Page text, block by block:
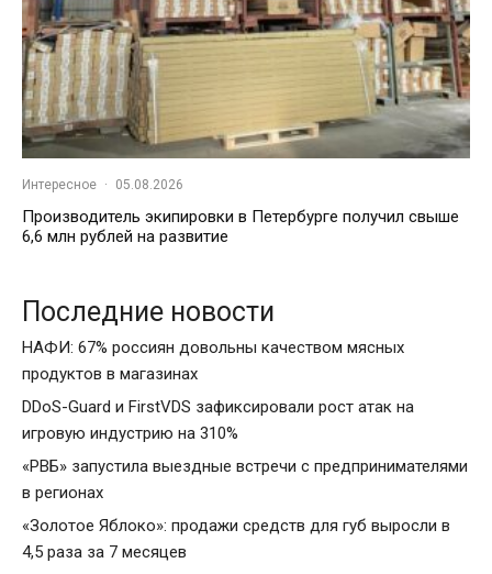
Интересное · 05.08.2026
Производитель экипировки в Петербурге получил свыше
6,6 млн рублей на развитие
Последние новости
НАФИ: 67% россиян довольны качеством мясных
продуктов в магазинах
DDoS-Guard и FirstVDS зафиксировали рост атак на
игровую индустрию на 310%
«РВБ» запустила выездные встречи с предпринимателями
в регионах
«Золотое Яблоко»: продажи средств для губ выросли в
4,5 раза за 7 месяцев